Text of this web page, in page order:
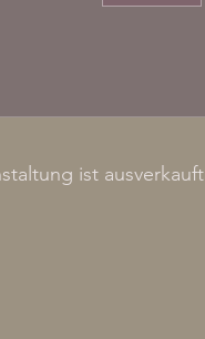
ist ausverkauft